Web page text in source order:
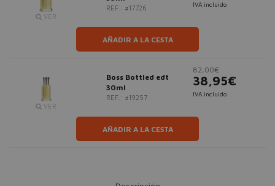
VER
REF.: #17726 IVA incluido
AÑADIR A LA CESTA
VER
Boss Bottled edt
30ml
REF.: #19257
82,00€
38,95€
IVA incluido
AÑADIR A LA CESTA